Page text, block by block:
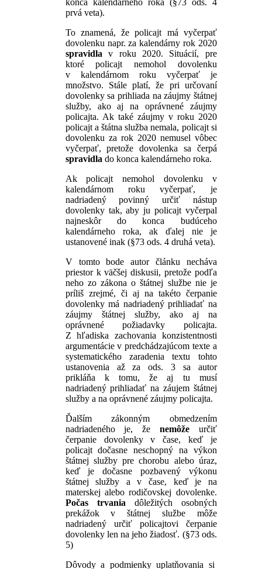
prvá veta).
To znamená, že policajt má vyčerpať
dovolenku napr. za kalendárny rok 2020
spravidlav roku 2020. Situácií, pre
ktoré policajt nemohol dovolenku
v kalendárnom roku vyčerpať je
množstvo. Stále platí, že pri určovaní
dovolenky sa prihliada na záujmy štátnej
služby, ako aj na oprávnené záujmy
policajta. Ak také záujmy v roku 2020
policajt a štátna služba nemala, policajt si
dovolenku za rok 2020 nemusel vôbec
vyčerpať, pretože dovolenka sa čerpá
spravidla do konca kalendárneho roka.
Ak policajt nemohol dovolenku v
kalendárnom roku vyčerpať, je
nadriadený povinný určiť nástup
dovolenky tak, aby ju policajt vyčerpal
najneskôr do konca budúceho
kalendárneho roka, ak ďalej nie je
ustanovené inak (§73 ods. 4 druhá veta).
V tomto bode autor článku necháva
priestor k väčšej diskusii, pretože podľa
neho zo zákona o štátnej službe nie je
príliš zrejmé, či aj na takéto čerpanie
dovolenky má nadriadený prihliadať na
záujmy štátnej služby, ako aj na
oprávnené požiadavky policajta.
Z hľadiska zachovania konzistentnosti
argumentácie v predchádzajúcom texte a
systematického zaradenia textu tohto
ustanovenia až za ods. 3 sa autor
prikláňa k tomu, že aj tu musí
nadriadený prihliadať na záujem štátnej
služby a na oprávnené záujmy policajta.
Ďalším zákonným obmedzením
nadriadeného je, ženemôže určiť
čerpanie dovolenky v čase, keď je
policajt dočasne neschopný na výkon
štátnej služby pre chorobu alebo úraz,
keď je dočasne pozbavený výkonu
štátnej služby a v čase, keď je na
materskej alebo rodičovskej dovolenke.
Počas trvania dôležitých osobných
prekážok v štátnej službe môže
nadriadený určiť policajtovi čerpanie
dovolenky len na jeho žiadosť. (§73 ods.
5)
Dôvody a podmienky uplatňovania si